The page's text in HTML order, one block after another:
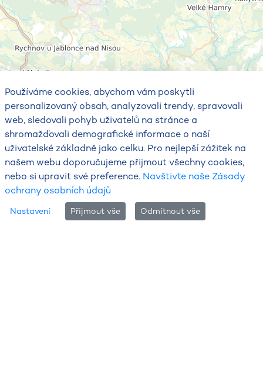
Používáme cookies, abychom vám poskytli
personalizovaný obsah, analyzovali trendy, spravovali
web, sledovali pohyb uživatelů na stránce a
shromažďovali demografické informace o naší
uživatelské základně jako celku. Pro nejlepší zážitek na
našem webu doporučujeme přijmout všechny cookies,
nebo si upravit své preference. Navštivte naše Zásady
ochrany osobních údajů
Nastavení Přijmout vše Odmítnout vše